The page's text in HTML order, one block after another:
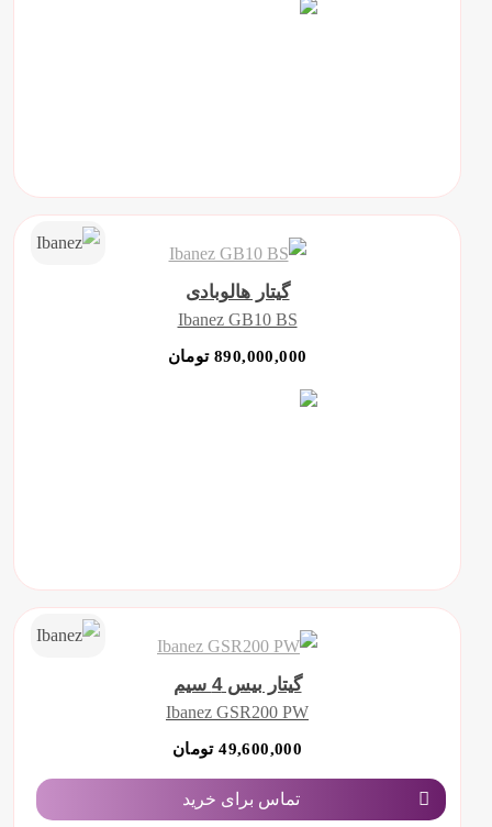
گیتار هالوبادی
Ibanez GB10 BS
890,000,000 تومان
گیتار بیس 4 سیم
Ibanez GSR200 PW
49,600,000 تومان
تماس برای خرید